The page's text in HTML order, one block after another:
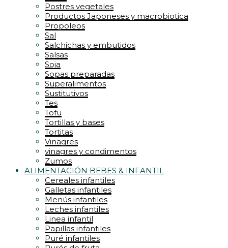
Postres vegetales
Productos Japoneses y macrobiotica
Propoleos
Sal
Salchichas y embutidos
Salsas
Soja
Sopas preparadas
Superalimentos
Sustitutivos
Tes
Tofu
Tortillas y bases
Tortitas
Vinagres
vinagres y condimentos
Zumos
ALIMENTACIÓN BEBES & INFANTIL
Cereales infantiles
Galletas infantiles
Menús infantiles
Leches infantiles
Linea infantil
Papillas infantiles
Puré infantiles